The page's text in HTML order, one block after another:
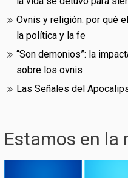
Ovnis y religión: por qué
la política y la fe
“Son demonios”: la
sobre los ovnis
Las Señales del
Estamos en la